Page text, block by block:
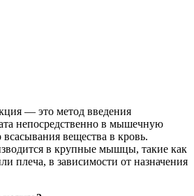
— это метод введения
непосредственно в мышечную
вещества в кровь.
в крупные мышцы, такие как
плеча, в зависимости от назначения